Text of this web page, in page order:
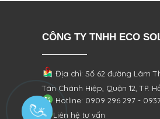
CÔNG TY TNHH ECO
Địa chỉ: Số 62 đường Lâm
Tân Chánh Hiệp, Quận 12, TP.
Hotline: 0909 296 297 -
Liên hệ tư vấn